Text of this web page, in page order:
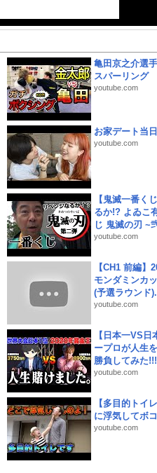
亀田京之介選
スパーリング
youtube.com
お家デート当
youtube.com
【鬼滅一番く
るか!? よゐこ
じ 鬼滅の刃 ~
youtube.com
【CH1 前編】
モンダミンカ
(予選ラウンド
youtube.com
【日本一VS日
ープロが人生
勝負してみた
youtube.com
【多目的トイ
に浮気してボ
youtube.com